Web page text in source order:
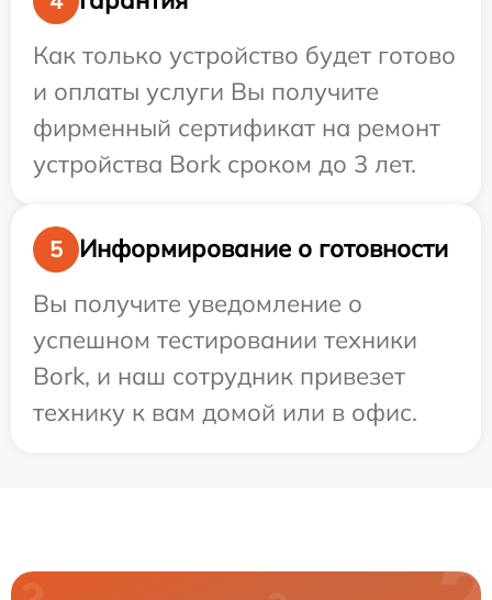
Как только устройство будет готово
и оплаты услуги Вы получите
фирменный сертификат на ремонт
устройства Bork сроком до 3 лет.
5
Информирование о готовности
Вы получите уведомление о
успешном тестировании техники
Bork, и наш сотрудник привезет
технику к вам домой или в офис.